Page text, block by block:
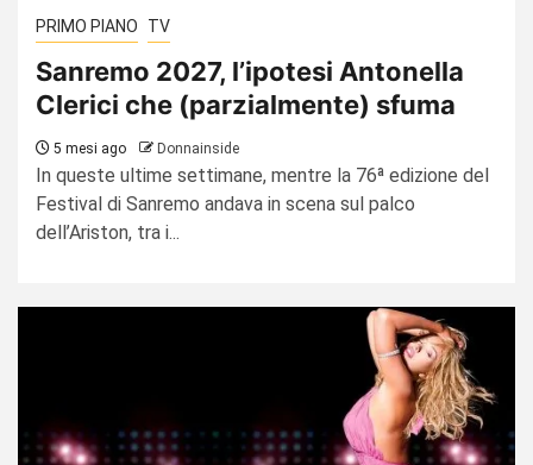
PRIMO PIANO TV
Sanremo 2027, l’ipotesi Antonella
Clerici che (parzialmente) sfuma
5 mesi ago Donnainside
In queste ultime settimane, mentre la 76ª edizione del
Festival di Sanremo andava in scena sul palco
dell’Ariston, tra i...